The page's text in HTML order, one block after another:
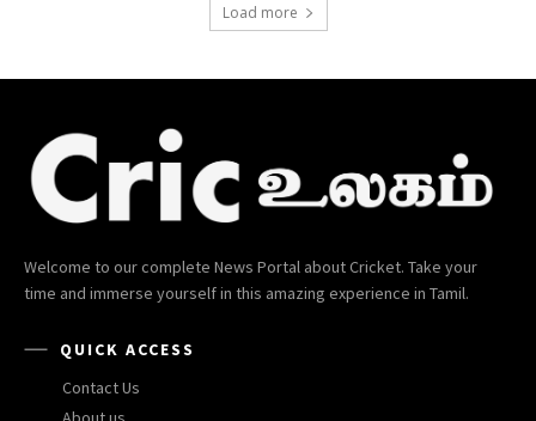
Load more
Welcome to our complete News Portal about Cricket. Take your
time and immerse yourself in this amazing experience in Tamil.
QUICK ACCESS
Contact Us